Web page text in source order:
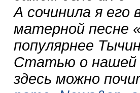
А сочинила я его
матерной песне
популярнее
Статью о нашей
здесь можно